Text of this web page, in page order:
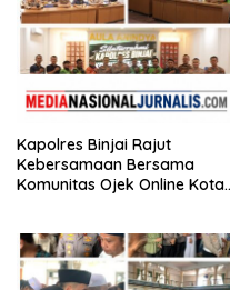
Kapolres Binjai Rajut
Kebersamaan Bersama
Komunitas Ojek Online Kota